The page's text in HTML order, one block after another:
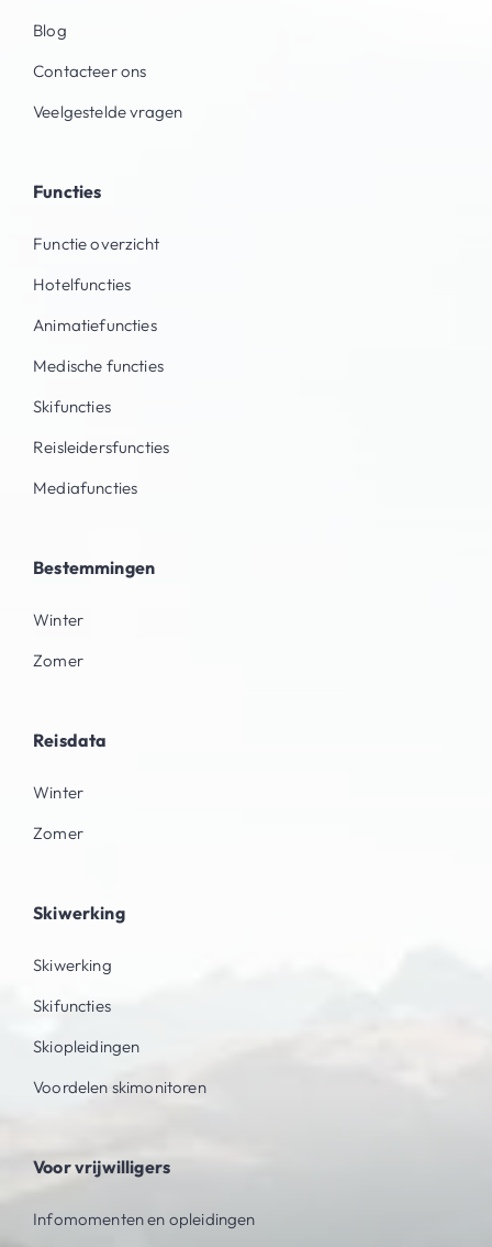
Blog
Contacteer ons
Veelgestelde vragen
Functies
Functie overzicht
Hotelfuncties
Animatiefuncties
Medische functies
Skifuncties
Reisleidersfuncties
Mediafuncties
Bestemmingen
Winter
Zomer
Reisdata
Winter
Zomer
Skiwerking
Skiwerking
Skifuncties
Skiopleidingen
Voordelen skimonitoren
Voor vrijwilligers
Infomomenten en opleidingen